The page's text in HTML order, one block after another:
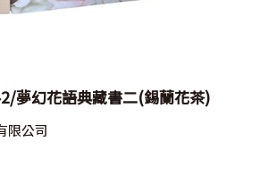
夢幻花語典藏書二(錫蘭花茶)
限公司